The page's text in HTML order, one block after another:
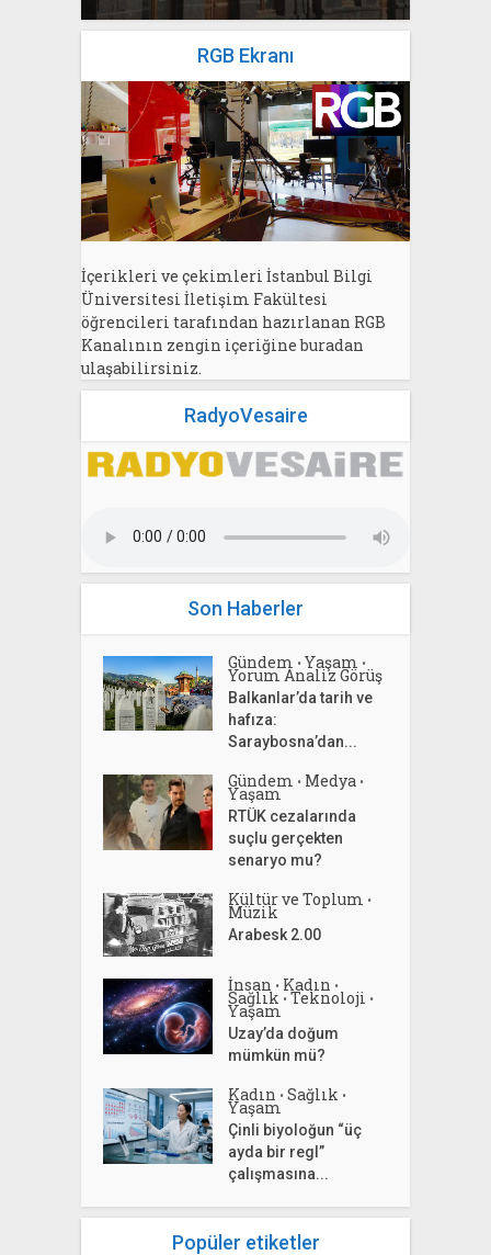
RGB Ekranı
İçerikleri ve çekimleri İstanbul Bilgi
Üniversitesi İletişim Fakültesi
öğrencileri tarafından hazırlanan RGB
Kanalının zengin içeriğine buradan
ulaşabilirsiniz.
RadyoVesaire
Son Haberler
Gündem • Yaşam •
Yorum Analiz Görüş
Balkanlar’da tarih ve
hafıza:
Saraybosna’dan...
Gündem • Medya •
Yaşam
RTÜK cezalarında
suçlu gerçekten
senaryo mu?
Kültür ve Toplum •
Müzik
Arabesk 2.00
İnsan • Kadın •
Sağlık • Teknoloji •
Yaşam
Uzay’da doğum
mümkün mü?
Kadın • Sağlık •
Yaşam
Çinli biyoloğun “üç
ayda bir regl”
çalışmasına...
Popüler etiketler